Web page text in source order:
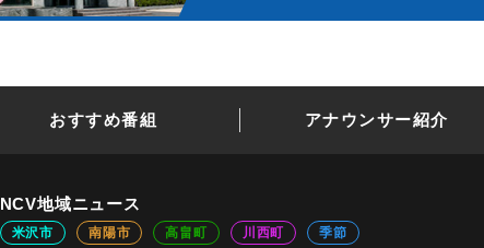
おすすめ番組 アナウンサー紹介
NCV地域ニュース
米沢市 南陽市 高畠町 川西町
季節